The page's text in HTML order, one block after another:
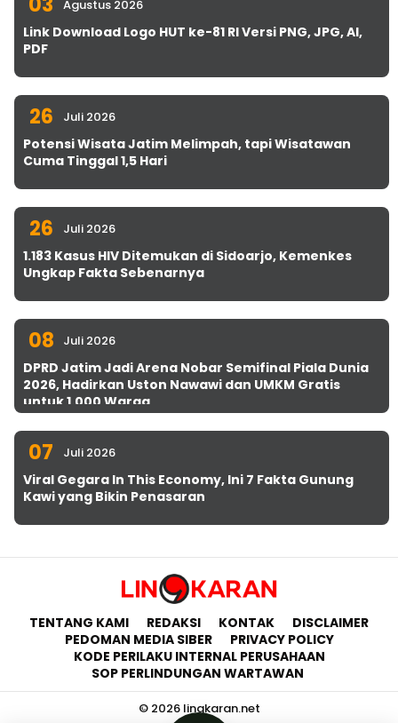
Agustus 2026
Link Download Logo HUT ke-81 RI Versi PNG, JPG, AI,
PDF
26 Juli 2026
Potensi Wisata Jatim Melimpah, tapi Wisatawan
Cuma Tinggal 1,5 Hari
26 Juli 2026
1.183 Kasus HIV Ditemukan di Sidoarjo, Kemenkes
Ungkap Fakta Sebenarnya
08 Juli 2026
DPRD Jatim Jadi Arena Nobar Semifinal Piala Dunia
2026, Hadirkan Uston Nawawi dan UMKM Gratis
untuk 1.000 Warga
07 Juli 2026
Viral Gegara In This Economy, Ini 7 Fakta Gunung
Kawi yang Bikin Penasaran
TENTANG KAMI REDAKSI KONTAK
DISCLAIMER
PEDOMAN MEDIA SIBER
PRIVACY POLICY
KODE PERILAKU INTERNAL PERUSAHAAN
SOP PERLINDUNGAN WARTAWAN
© 2026 lingkaran.net